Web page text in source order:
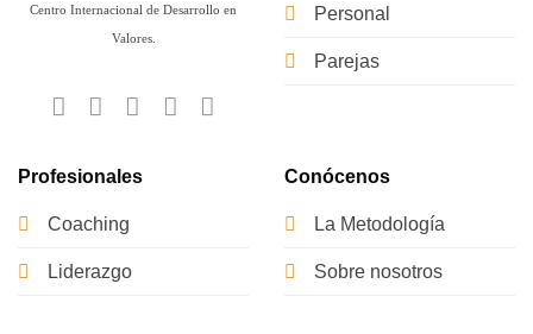
Centro Internacional de Desarrollo en
Valores.
Personal
Parejas
Profesionales
Coaching
Liderazgo
Conócenos
La Metodología
Sobre nosotros